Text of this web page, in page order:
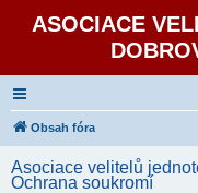
ASOCIACE
Obsah fóra
Asociace velitelů
Ochrana soukromí